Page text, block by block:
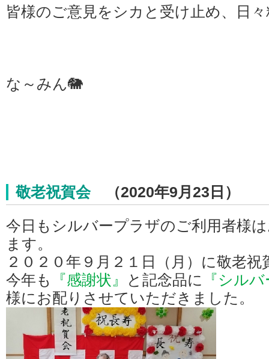
皆様のご意見をシカと受け止め、日々
な～みん🐘
敬老祝賀会（2020年9月23日）
今日もシルバープラザのご利用者様
ます。
２０２０年９月２１日（月）に敬老
今年も
『感謝状』 と記念品に
『シル
様にお配りさせていただきました。